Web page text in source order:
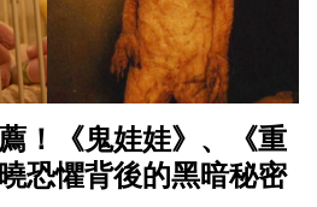
！《鬼娃娃》、《重
恐懼背後的黑暗秘密